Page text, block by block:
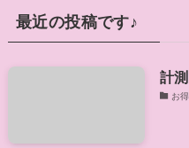
最近の投稿です♪
計
お